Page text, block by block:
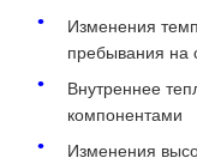
Изменения
пребывания на
Внутреннее
компонентами
Изменения